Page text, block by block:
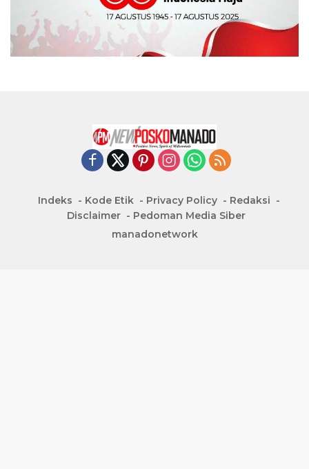
Indeks Kode Etik Privacy Policy
Redaksi
Disclaimer
Pedoman Media Siber
manadonetwork